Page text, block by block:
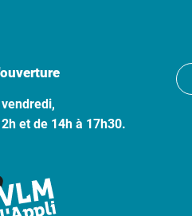
et de 14h à 17h30.